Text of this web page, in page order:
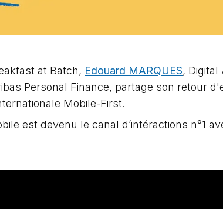
at Batch, Edouard MARQUES, Digital
Personal Finance, partage son retour
Mobile-First.
est devenu le canal d’intéractions n°1